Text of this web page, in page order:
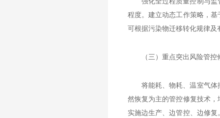
程度。建立动态工作策略，
可根据污染物迁移转化规律
（三）重点突出风险管
将能耗、物耗、温室气
然恢复为主的管控修复技术
实施边生产、边管控、边修